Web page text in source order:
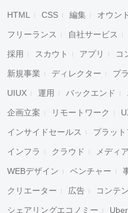
HTML CSS 編集 オウン
フリーランス 自社サービス
採用 スカウト アプリ コ
新規事業 ディレクター プ
UIUX 運用 バックエンド
企画立案 リモートワーク
インサイドセールス プラッ
インフラ クラウド メディア
WEBデザイン ベンチャー
クリエーター 広告 コンテ
シェアリングエコノミー Uber